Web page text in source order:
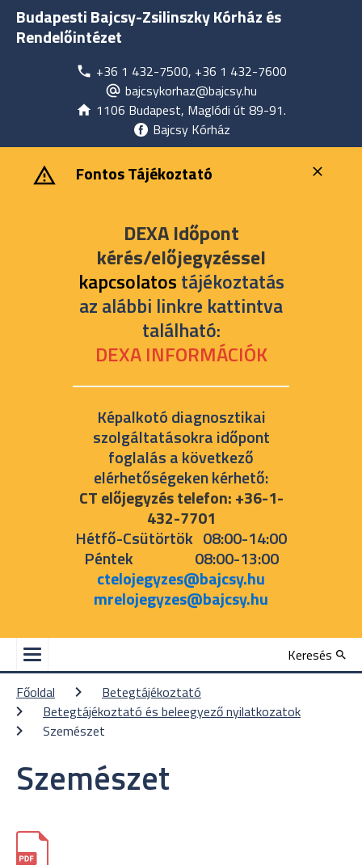
Budapesti Bajcsy-Zsilinszky Kórház és
Rendelőintézet
+36 1 432-7500, +36 1 432-7600
bajcsykorhaz@bajcsy.hu
1106 Budapest, Maglódi út 89-91.
Bajcsy Kórház
‎ ‎Fontos Tájékoztató
DEXA Időpont
kérés/előjegyzéssel
kapcsolatostájékoztatás
az alábbi linkre kattintva
található:
DEXA INFORMÁCIÓK
Képalkotó diagnosztikai
szolgáltatásokra időpont
foglalás a következő
elérhetőségeken kérhető:
CT előjegyzés telefon: +36-1-
432-7701
Hétfő-Csütörtök 08:00-14:00
Péntek 08:00-13:00
ctelojegyzes@bajcsy.hu
mrelojegyzes@bajcsy.hu
Keresés
Főoldal
Betegtájékoztató
Betegtájékoztató és beleegyező nyilatkozatok
Szemészet
Szemészet